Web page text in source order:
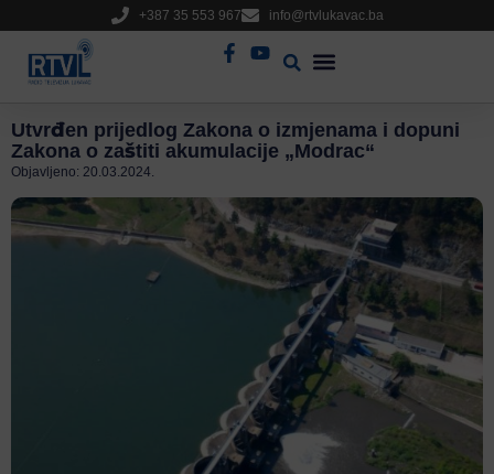
+387 35 553 967 info@rtvlukavac.ba
Utvrđen prijedlog Zakona o izmjenama i dopuni
Zakona o zaštiti akumulacije „Modrac“
Objavljeno: 20.03.2024.